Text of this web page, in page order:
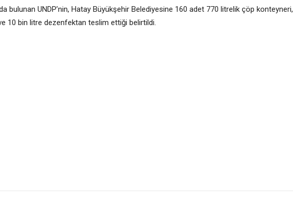
bulunan UNDP’nin, Hatay Büyükşehir Belediyesine 160 adet 770 litrelik çöp konteyneri,
10 bin litre dezenfektan teslim ettiği belirtildi.